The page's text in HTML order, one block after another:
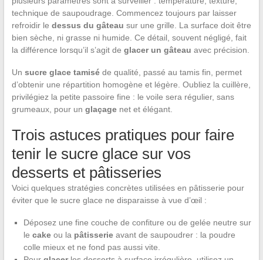
technique de saupoudrage. Commencez toujours par laisser
refroidir le dessus du gâteau sur une grille. La surface doit être
bien sèche, ni grasse ni humide. Ce détail, souvent négligé, fait
la différence lorsqu’il s’agit de glacer un gâteau avec précision.
Un sucre glace tamiséde qualité, passé au tamis fin, permet
d’obtenir une répartition homogène et légère. Oubliez la cuillère,
privilégiez la petite passoire fine : le voile sera régulier, sans
grumeaux, pour un glaçagenet et élégant.
Trois astuces pratiques pour faire
tenir le sucre glace sur vos
desserts et pâtisseries
Voici quelques stratégies concrètes utilisées en pâtisserie pour
éviter que le sucre glace ne disparaisse à vue d’œil :
Déposez une fine couche de confiture ou de gelée neutre sur
le cakeou la pâtisserieavant de saupoudrer : la poudre
colle mieux et ne fond pas aussi vite.